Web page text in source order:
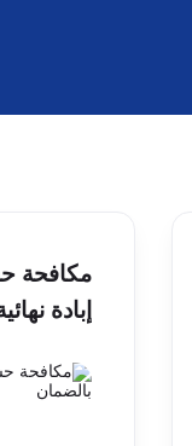
إبادة